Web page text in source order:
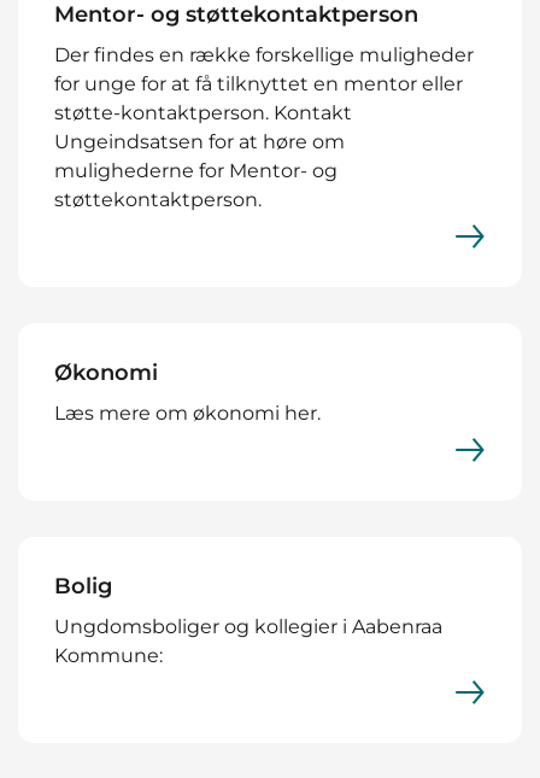
Mentor- og støttekontaktperson
Der findes en række forskellige muligheder
for unge for at få tilknyttet en mentor eller
støtte-kontaktperson. Kontakt
Ungeindsatsen for at høre om
mulighederne for Mentor- og
støttekontaktperson.
Økonomi
Læs mere om økonomi her.
Bolig
Ungdomsboliger og kollegier i Aabenraa
Kommune: